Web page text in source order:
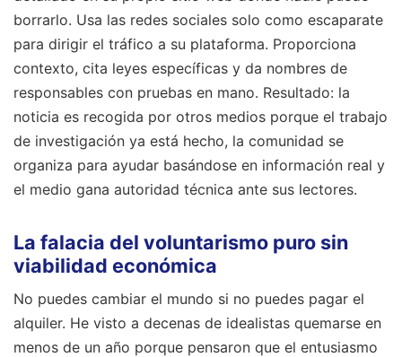
borrarlo. Usa las redes sociales solo como escaparate
para dirigir el tráfico a su plataforma. Proporciona
contexto, cita leyes específicas y da nombres de
responsables con pruebas en mano. Resultado: la
noticia es recogida por otros medios porque el trabajo
de investigación ya está hecho, la comunidad se
organiza para ayudar basándose en información real y
el medio gana autoridad técnica ante sus lectores.
La falacia del voluntarismo puro sin
viabilidad económica
No puedes cambiar el mundo si no puedes pagar el
alquiler. He visto a decenas de idealistas quemarse en
menos de un año porque pensaron que el entusiasmo